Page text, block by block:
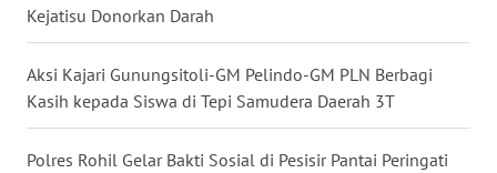
Kejatisu Donorkan Darah
Aksi Kajari Gunungsitoli-GM Pelindo-GM PLN Berbagi
Kasih kepada Siswa di Tepi Samudera Daerah 3T
Polres Rohil Gelar Bakti Sosial di Pesisir Pantai Peringati
WN
KARO
WN
SIMALUNGUN